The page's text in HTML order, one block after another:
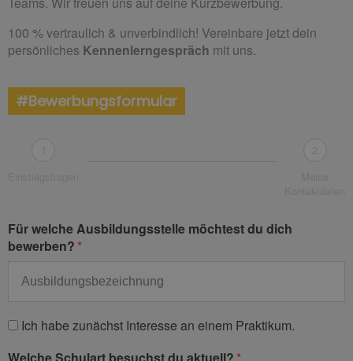
100 % vertraulich & unverbindlich! Vereinbare jetzt dein
persönliches Kennenlerngespräch mit uns.
#Bewerbungsformular
2
Für welche Ausbildungsstelle möchtest du dich
bewerben?
Ich habe zunächst Interesse an einem Praktikum.
Welche Schulart besuchst du aktuell?